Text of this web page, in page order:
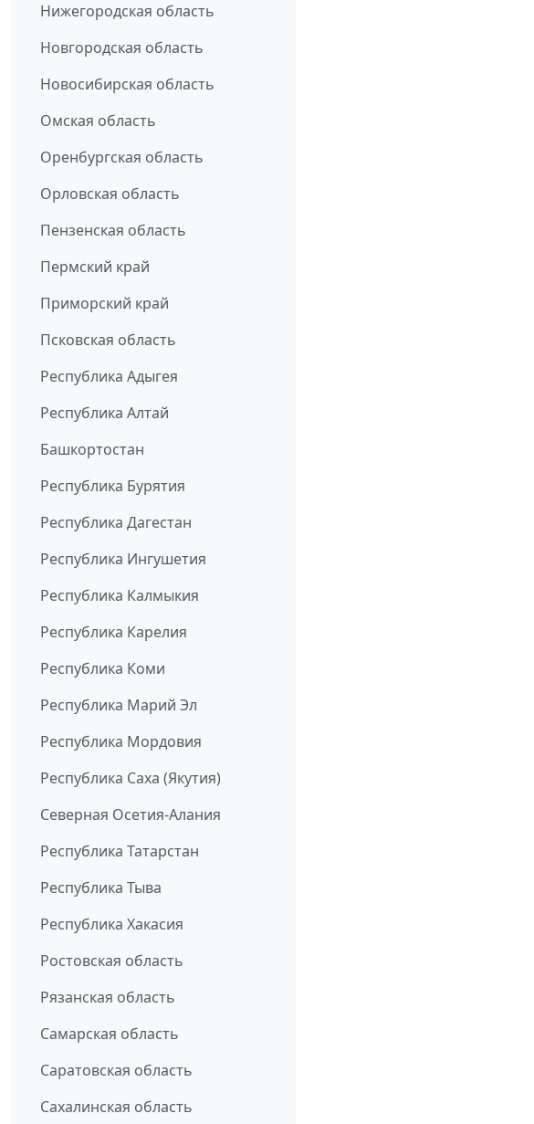
Нижегородская область
Новгородская область
Новосибирская область
Омская область
Оренбургская область
Орловская область
Пензенская область
Пермский край
Приморский край
Псковская область
Республика Адыгея
Республика Алтай
Башкортостан
Республика Бурятия
Республика Дагестан
Республика Ингушетия
Республика Калмыкия
Республика Карелия
Республика Коми
Республика Марий Эл
Республика Мордовия
Республика Саха (Якутия)
Северная Осетия-Алания
Республика Татарстан
Республика Тыва
Республика Хакасия
Ростовская область
Рязанская область
Самарская область
Саратовская область
Сахалинская область